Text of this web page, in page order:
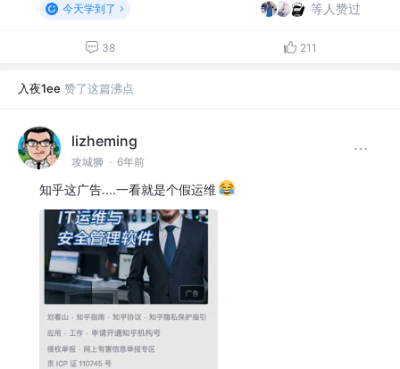
今天学到了 等人赞过
38 211
入夜1ee 赞了这篇沸点
lizheming
攻城狮 · 6年前
知乎这广告....一看就是个假运维